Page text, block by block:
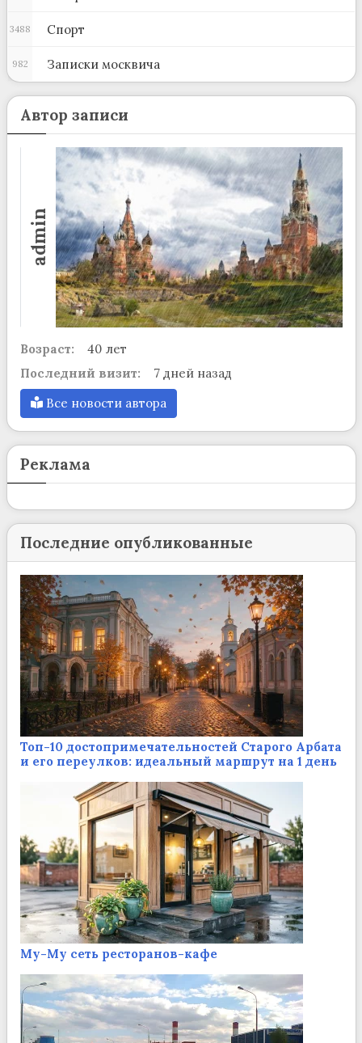
Спорт
3488
Записки москвича
982
Автор записи
admin
Возраст:
40 лет
Последний визит:
7 дней назад
Все новости автора
Реклама
Последние опубликованные
Топ-10 достопримечательностей Старого Арбата
и его переулков: идеальный маршрут на 1 день
Му-Му сеть ресторанов-кафе